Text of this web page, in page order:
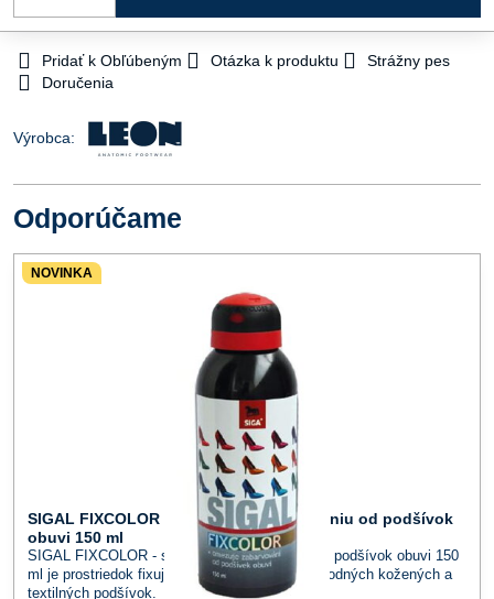
Pridať k Obľúbeným Otázka k produktu
Strážny pes
Doručenia
Výrobca:
Odporúčame
SIGAL FIXCOLOR - sprej proti zafarbovaniu od podšívok
obuvi 150 ml
NOVINKA
SIGAL FIXCOLOR - sprej proti zafarbovaniu od podšívok obuvi 150
ml je prostriedok fixujúci farebný pigment u prírodných kožených a
textilných podšívok.